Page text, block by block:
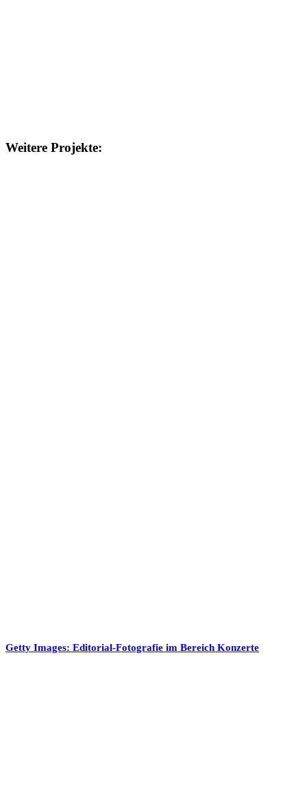
Weitere Projekte:
Getty Images: Editorial-Fotografie im Bereich Konzerte